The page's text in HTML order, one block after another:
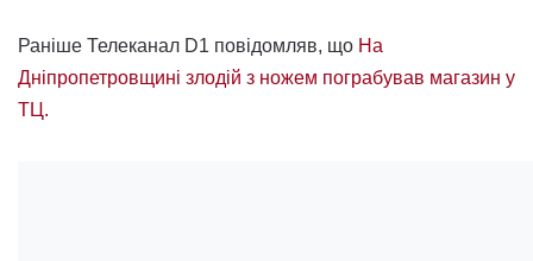
Раніше Телеканал D1 повідомляв, що На
Дніпропетровщині злодій з ножем пограбував магазин у
ТЦ.